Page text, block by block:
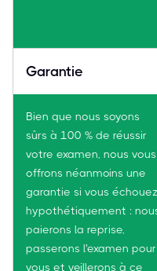
Garantie
Bien que nous soyons
sûrs à 100 % de réussir
votre examen, nous vous
offrons néanmoins une
garantie si vous échouez
hypothétiquement :
paierons la reprise,
passerons l'examen pour
vous et veillerons à ce